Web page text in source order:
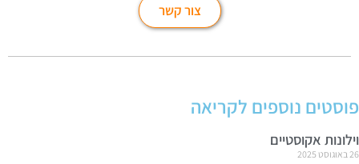
צור קשר
פוסטים נוספים לקריאה
וילונות אקוסטיים
26 באוגוסט 2025